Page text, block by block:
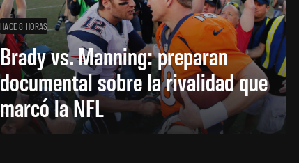
HACE 8 HORAS
Brady vs. Manning: preparan
documental sobre la rivalidad que
marcó la NFL